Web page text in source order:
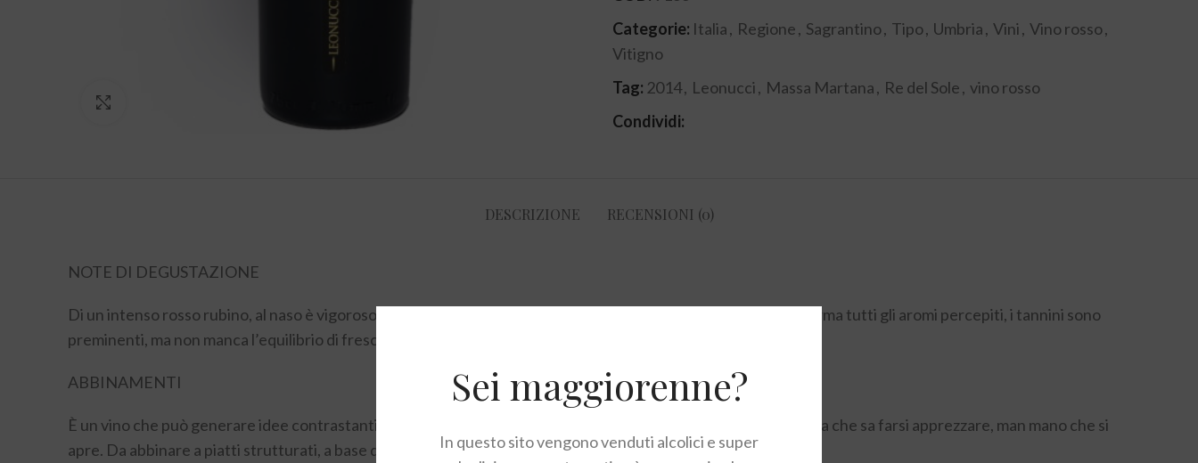
Sei maggiorenne?
In questo sito vengono venduti alcolici e super
Categorie: Italia, Regione, Sagrantino, Tipo, Umbria, Vini, Vino rosso,
Vitigno
Tag: 2014, Leonucci, Massa Martana, Re del Sole, vino rosso
Condividi:
DESCRIZIONE RECENSIONI (0)
NOTE DI DEGUSTAZIONE
Di un intenso rosso rubino, al naso è vigoroso, con una forte presenza di frutti rossi e liquirizia. Al palato conferma tutti gli aromi percepiti, i tannini sono
preminenti, ma non manca l’equilibrio di freschezza, acidità e sapidità.
ABBINAMENTI
È un vino che può generare idee contrastanti, con una struttura importante, un elevato grado alcolico (16°), ma che sa farsi apprezzare, man mano che si
apre. Da abbinare a piatti strutturati, a base di carni rosse o selvaggina.